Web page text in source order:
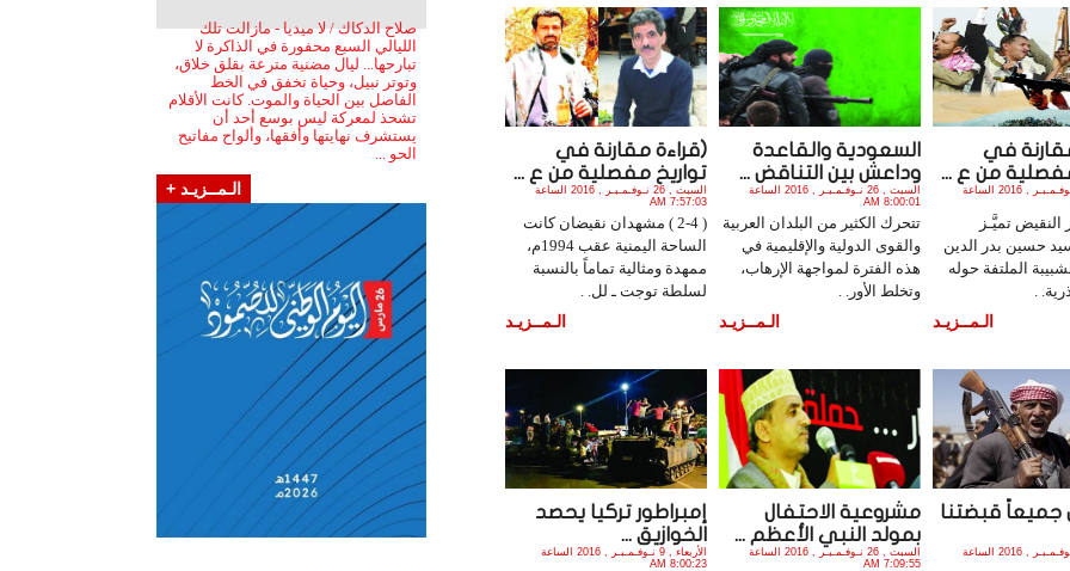
صلاح الدكاك / لا ميديا - مازالت تلك
الليالي السبع محفورة في الذاكرة لا
تبارحها... ليال مضنية مترعة بقلق خلاق،
وتوتر نبيل، وحياة تخفق في الخط
الفاصل بين الحياة والموت. كانت الأقلام
تشحذ لمعركة ليس بوسع أحد أن
يستشرف نهايتها وأفقها، وألواح مفاتيح
الحو ...
الـمــزيـد +
في
من ع ...
السبت , 26 نـوفـمـبـر , 2016 الساعة
النقيض تميَّـز
حسين بدر الدين
الملتفة حوله
.
الـمــزيـد
السعودية والقاعدة
وداعش بين التناقض ...
السبت , 26 نـوفـمـبـر , 2016 الساعة
8:00:01 AM
تتحرك الكثير من البلدان العربية
والقوى الدولية والإقليمية في
هذه الفترة لمواجهة الإرهاب،
وتخلط الأور. .
الـمــزيـد
(قراءة مقارنة في
تواريخ مفصلية من ع ...
السبت , 26 نـوفـمـبـر , 2016 الساعة
7:57:03 AM
( 2-4 ) مشهدان نقيضان كانت
الساحة اليمنية عقب 1994م،
ممهدة ومثالية تماماً بالنسبة
لسلطة توجت ـ لل. .
الـمــزيـد
جميعاً قبضتنا
السبت , 26 نـوفـمـبـر , 2016 الساعة
مشروعية الاحتفال
بمولد النبي الأعظم ...
السبت , 26 نـوفـمـبـر , 2016 الساعة
7:09:55 AM
إمبراطور تركيا يحصد
الخوازيق ...
الأربعاء , 9 نـوفـمـبـر , 2016 الساعة
8:00:23 AM